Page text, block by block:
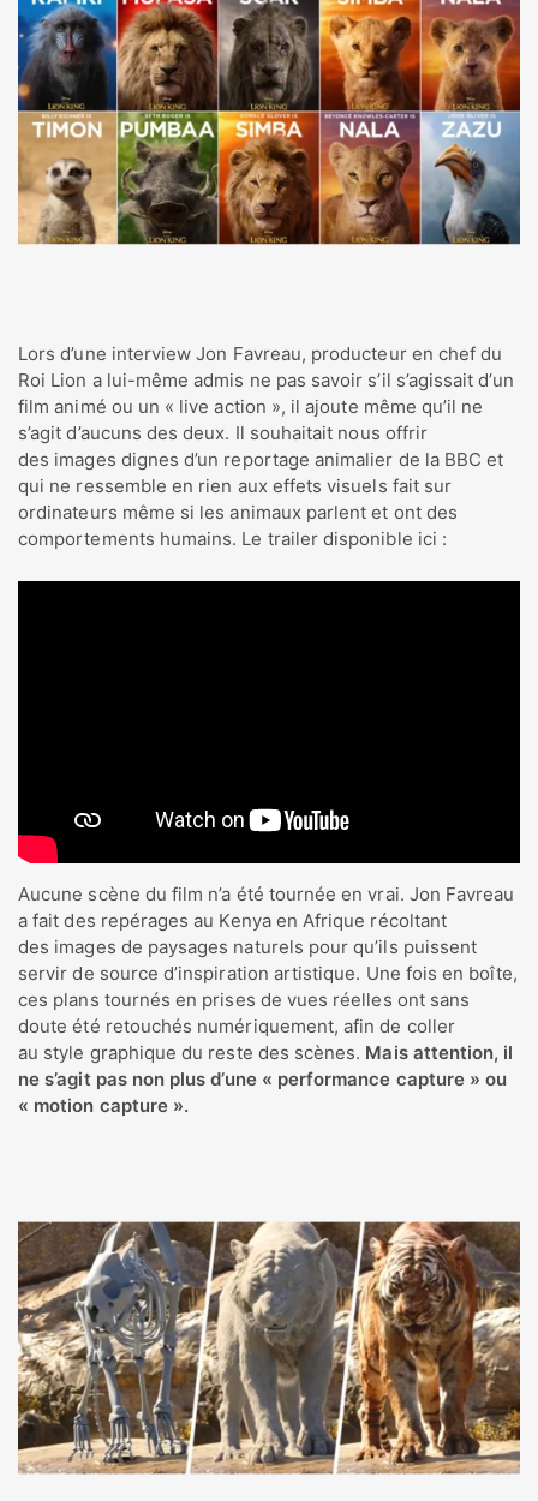
Lors d’une interview Jon Favreau, producteur en chef du
Roi Lion a lui-même admis ne pas savoir s’il s’agissait d’un
film animé ou un « live action », il ajoute même qu’il ne
s’agit d’aucuns des deux. Il souhaitait nous offrir
des images dignes d’un reportage animalier de la BBC et
qui ne ressemble en rien aux effets visuels fait sur
ordinateurs même si les animaux parlent et ont des
comportements humains. Le trailer disponible ici :
Aucune scène du film n’a été tournée en vrai. Jon Favreau
a fait des repérages au Kenya en Afrique récoltant
des images de paysages naturels pour qu’ils puissent
servir de source d’inspiration artistique. Une fois en boîte,
ces plans tournés en prises de vues réelles ont sans
doute été retouchés numériquement, afin de coller
au style graphique du reste des scènes. Mais attention, il
ne s’agit pas non plus d’une « performance capture » ou
« motion capture ».